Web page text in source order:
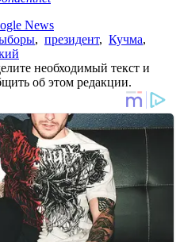
News
, президент, Кучма,
необходимый текст и
об этом редакции.